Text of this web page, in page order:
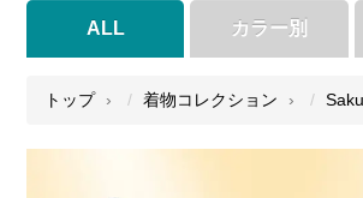
ALL カラー別
● ● ●
● ● ●
トップ 着物コレクション